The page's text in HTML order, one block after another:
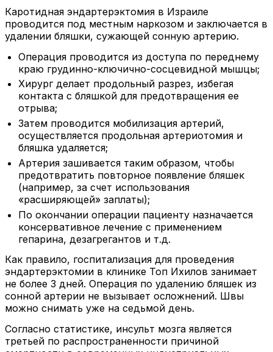
Каротидная эндартерэктомия в Израиле
проводится под местным наркозом и заключается в
удалении бляшки, сужающей сонную артерию.
Операция проводится из доступа по переднему
краю грудинно-ключично-сосцевидной мышцы;
Хирург делает продольный разрез, избегая
контакта с бляшкой для предотвращения ее
отрыва;
Затем проводится мобилизация артерий,
осуществляется продольная артериотомия и
бляшка удаляется;
Артерия зашивается таким образом, чтобы
предотвратить повторное появление бляшек
(например, за счет использования
«расширяющей» заплаты);
По окончании операции пациенту назначается
консервативное лечение с применением
гепарина, дезагрегантов и т.д.
Как правило, госпитализация для проведения
эндартерэктомии в клинике Топ Ихилов занимает
не более 3 дней. Операция по удалению бляшек из
сонной артерии не вызывает осложнений. Швы
можно снимать уже на седьмой день.
Согласно статистике, инсульт мозга является
третьей по распространенности причиной